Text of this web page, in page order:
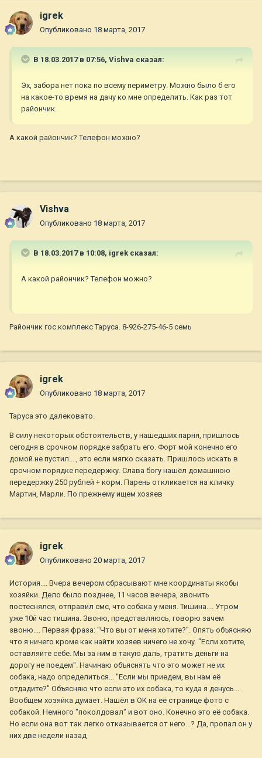
igrek
Опубликовано 18 марта, 2017
В 18.03.2017 в 07:56, Vishva сказал:
Эх, забора нет пока по всему периметру. Можно было б его
на какое-то время на дачу ко мне определить. Как раз тот
райончик.
А какой райончик? Телефон можно?
Vishva
Опубликовано 18 марта, 2017
В 18.03.2017 в 10:08, igrek сказал:
А какой райончик? Телефон можно?
Райончик гос.комплекс Таруса. 8-926-275-46-5 семь
igrek
Опубликовано 18 марта, 2017
Таруса это далековато.
В силу некоторых обстоятельств, у нашедших парня, пришлось
сегодня в срочном порядке забрать его. Форт мой конечно его
домой не пустил...., это если мягко сказать. Пришлось искать в
срочном порядке передержку. Слава богу нашёл домашнюю
передержку 250 рублей + корм. Парень откликается на кличку
Мартин, Марли. По прежнему ищем хозяев
igrek
Опубликовано 20 марта, 2017
История.... Вчера вечером сбрасывают мне координаты якобы
хозяйки. Дело было позднее, 11 часов вечера, звонить
постеснялся, отправил смс, что собака у меня. Тишина.... Утром
уже 10й час тишина. Звоню, представляюсь, говорю зачем
звоню.... Первая фраза: "Что вы от меня хотите?". Опять объясняю
что я ничего кроме как найти хозяев ничего не хочу. "Если хотите,
оставляйте себе. Мы за ним в такую даль, тратить деньги на
дорогу не поедем". Начинаю объяснять что это может не их
собака, надо определиться... "Если мы приедем, вы нам её
отдадите?" Объясняю что если это их собака, то куда я денусь....
Вообщем хозяйка думает. Нашёл в ОК на её странице фото с
собакой. Немного "поколдовал" и вот оно. Конечно это её собака.
Но если она вот так легко отказывается от него...? Да, пропал он у
них две недели назад